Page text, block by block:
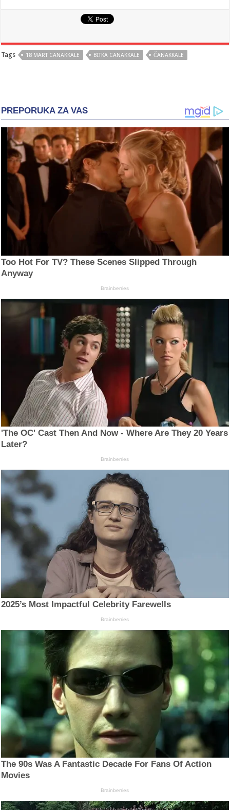
Tags 18 MART CANAKKALE BITKA CANAKKALE ČANAKKALE